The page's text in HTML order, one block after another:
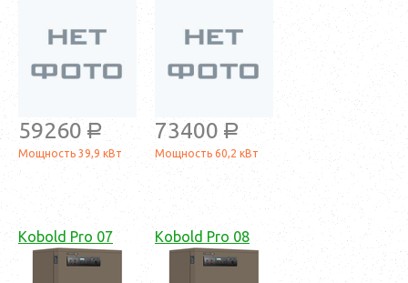
59260 a
Мощность 39,9 кВт
73400 a
Мощность 60,2 кВт
Kobold Pro 07 Kobold Pro 08